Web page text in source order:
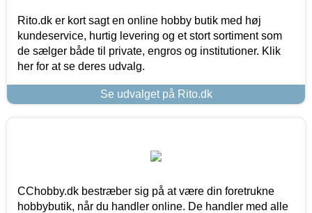
Rito.dk er kort sagt en online hobby butik med høj
kundeservice, hurtig levering og et stort sortiment som
de sælger både til private, engros og institutioner. Klik
her for at se deres udvalg.
Se udvalget på Rito.dk
CChobby.dk bestræber sig på at være din foretrukne
hobbybutik, når du handler online. De handler med alle